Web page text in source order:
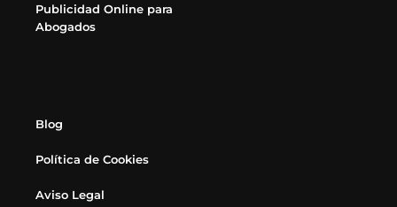
Publicidad Online para
Abogados
Blog
Política de Cookies
Aviso Legal